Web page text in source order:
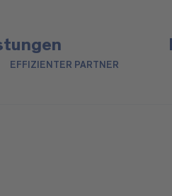
EFFIZIENTER PARTNER